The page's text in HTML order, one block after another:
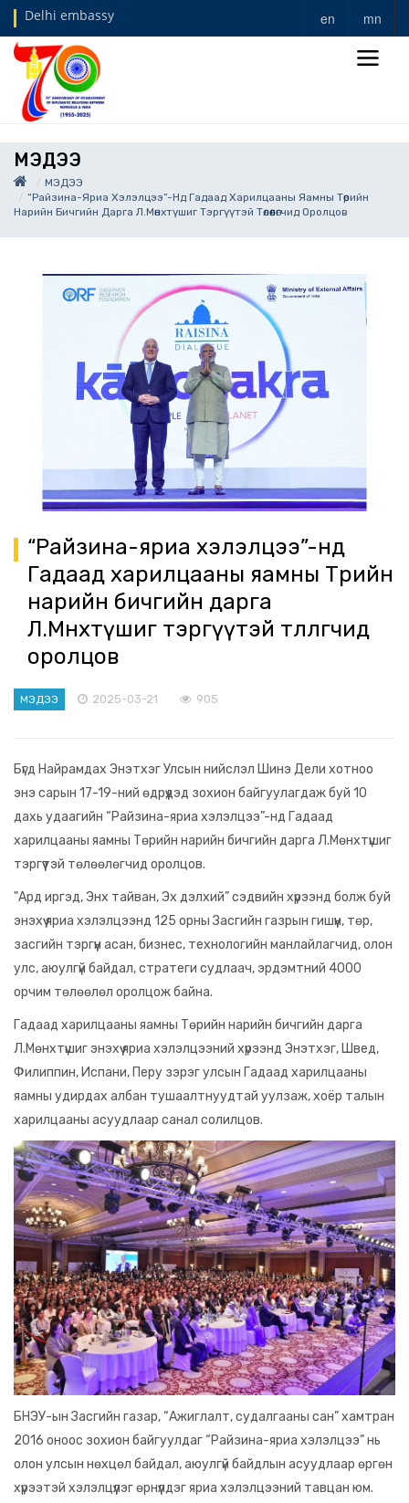
Delhi embassy en mn
МЭДЭЭ
МЭДЭЭ
“Райзина-Яриа Хэлэлцээ”-Нд Гадаад Харилцааны Яамны Төрийн
Нарийн Бичгийн Дарга Л.Мөнхтүшиг Тэргүүтэй Төлөөлөгчид Оролцов
“Райзина-яриа хэлэлцээ”-нд
Гадаад харилцааны яамны Төрийн
нарийн бичгийн дарга
Л.Мөнхтүшиг тэргүүтэй төлөөлөгчид
оролцов
МЭДЭЭ 2025-03-21 905
Бүгд Найрамдах Энэтхэг Улсын нийслэл Шинэ Дели хотноо
энэ сарын 17-19-ний өдрүүдэд зохион байгуулагдаж буй 10
дахь удаагийн “Райзина-яриа хэлэлцээ”-нд Гадаад
харилцааны яамны Төрийн нарийн бичгийн дарга Л.Мөнхтүшиг
тэргүүтэй төлөөлөгчид оролцов.
"Ард иргэд, Энх тайван, Эх дэлхий” сэдвийн хүрээнд болж буй
энэхүү яриа хэлэлцээнд 125 орны Засгийн газрын гишүүн, төр,
засгийн тэргүүн асан, бизнес, технологийн манлайлагчид, олон
улс, аюулгүй байдал, стратеги судлаач, эрдэмтний 4000
орчим төлөөлөл оролцож байна.
Гадаад харилцааны яамны Төрийн нарийн бичгийн дарга
Л.Мөнхтүшиг энэхүү яриа хэлэлцээний хүрээнд Энэтхэг, Швед,
Филиппин, Испани, Перу зэрэг улсын Гадаад харилцааны
яамны удирдах албан тушаалтнуудтай уулзаж, хоёр талын
харилцааны асуудлаар санал солилцов.
БНЭУ-ын Засгийн газар, “Ажиглалт, судалгааны сан” хамтран
2016 оноос зохион байгуулдаг “Райзина-яриа хэлэлцээ” нь
олон улсын нөхцөл байдал, аюулгүй байдлын асуудлаар өргөн
хүрээтэй хэлэлцүүлэг өрнүүлдэг яриа хэлэлцээний тавцан юм.